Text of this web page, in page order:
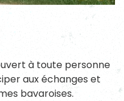
à toute personne
aux échanges et
bavaroises.